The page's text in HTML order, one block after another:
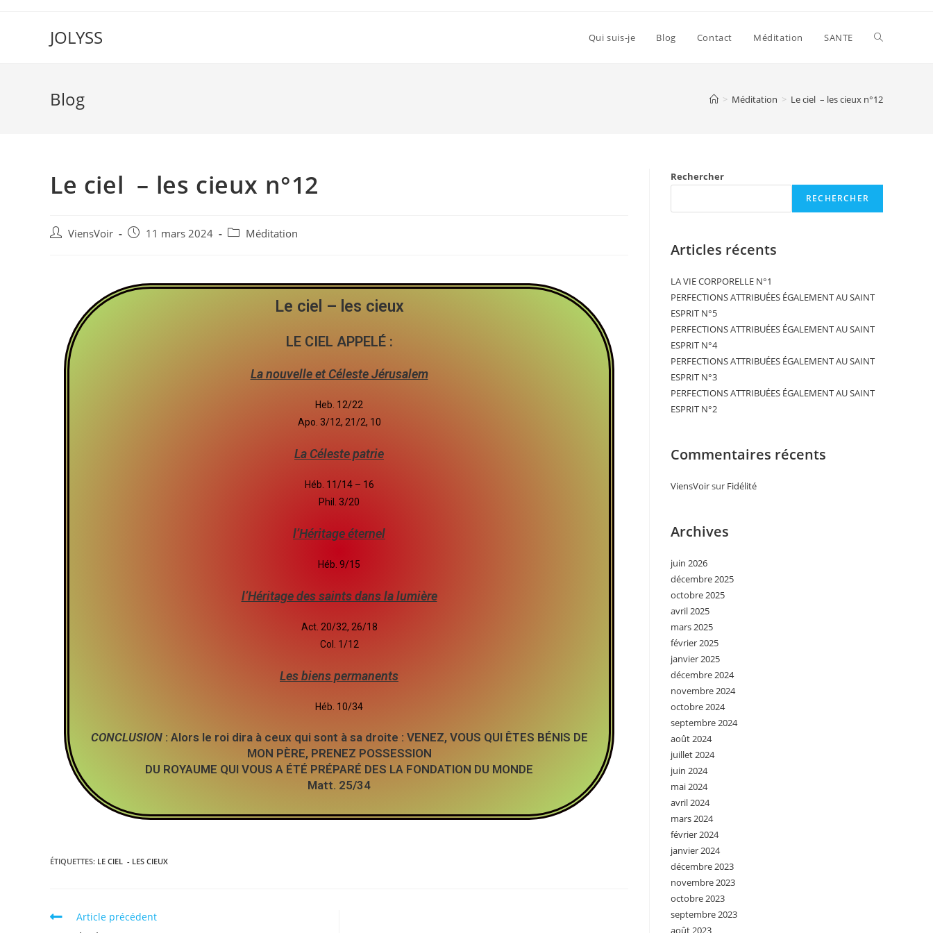
JOLYSS Qui suis-je Blog Contact Méditation SANTE
Blog > Méditation > Le ciel – les cieux n°12
Le ciel – les cieux n°12
ViensVoir 11 mars 2024 Méditation
Le ciel – les cieux
LE CIEL APPELÉ :
La nouvelle et Céleste Jérusalem
Heb. 12/22
Apo. 3/12, 21/2, 10
La Céleste patrie
Héb. 11/14 – 16
Phil. 3/20
l’Héritage éternel
Héb. 9/15
l’Héritage des saints dans la lumière
Act. 20/32, 26/18
Col. 1/12
Les biens permanents
Héb. 10/34
CONCLUSION : Alors le roi dira à ceux qui sont à sa droite : VENEZ, VOUS QUI ÊTES BÉNIS DE
MON PÈRE, PRENEZ POSSESSION
DU ROYAUME QUI VOUS A ÉTÉ PRÉPARÉ DES LA FONDATION DU MONDE
Matt. 25/34
ÉTIQUETTES: LE CIEL - LES CIEUX
Article précédent
Rechercher
RECHERCHER
Articles récents
LA VIE CORPORELLE N°1
PERFECTIONS ATTRIBUÉES ÉGALEMENT AU SAINT
ESPRIT N°5
PERFECTIONS ATTRIBUÉES ÉGALEMENT AU SAINT
ESPRIT N°4
PERFECTIONS ATTRIBUÉES ÉGALEMENT AU SAINT
ESPRIT N°3
PERFECTIONS ATTRIBUÉES ÉGALEMENT AU SAINT
ESPRIT N°2
Commentaires récents
ViensVoirsur Fidélité
Archives
juin 2026
décembre 2025
octobre 2025
avril 2025
mars 2025
février 2025
janvier 2025
décembre 2024
novembre 2024
octobre 2024
septembre 2024
août 2024
juillet 2024
juin 2024
mai 2024
avril 2024
mars 2024
février 2024
janvier 2024
décembre 2023
novembre 2023
octobre 2023
septembre 2023
août 2023